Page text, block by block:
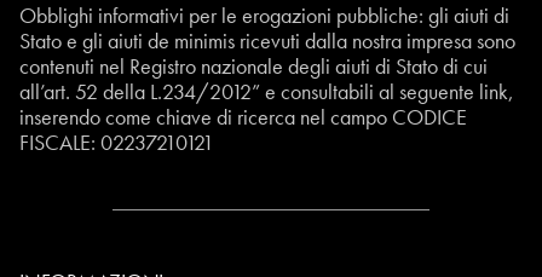
Obblighi informativi per le erogazioni pubbliche: gli aiuti di
Stato e gli aiuti de minimis ricevuti dalla nostra impresa sono
contenuti nel Registro nazionale degli aiuti di Stato di cui
all’art. 52 della L.234/2012” e consultabili al seguente link,
inserendo come chiave di ricerca nel campo CODICE
FISCALE: 02237210121